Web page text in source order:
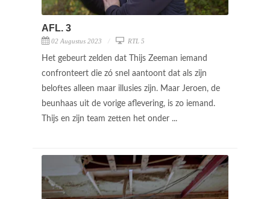
AFL. 3
02 Augustus 2023 RTL 5
Het gebeurt zelden dat Thijs Zeeman iemand
confronteert die zó snel aantoont dat als zijn
beloftes alleen maar illusies zijn. Maar Jeroen, de
beunhaas uit de vorige aflevering, is zo iemand.
Thijs en zijn team zetten het onder ...